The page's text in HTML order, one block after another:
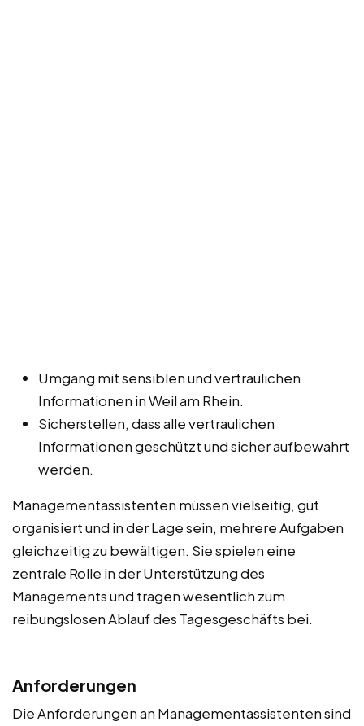
Umgang mit sensiblen und vertraulichen
Informationen in Weil am Rhein.
Sicherstellen, dass alle vertraulichen
Informationen geschützt und sicher aufbewahrt
werden.
Managementassistenten müssen vielseitig, gut
organisiert und in der Lage sein, mehrere Aufgaben
gleichzeitig zu bewältigen. Sie spielen eine
zentrale Rolle in der Unterstützung des
Managements und tragen wesentlich zum
reibungslosen Ablauf des Tagesgeschäfts bei.
Anforderungen
Die Anforderungen an Managementassistenten sind